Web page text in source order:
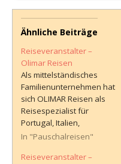
Ähnliche Beiträge
Reiseveranstalter –
Olimar Reisen
Als mittelständisches
Familienunternehmen hat
sich OLIMAR Reisen als
Reisespezialist für
Portugal, Italien,
Kapverden und Spanien
Reiseveranstalter Olimar
In "Pauschalreisen"
Reiseveranstalter –